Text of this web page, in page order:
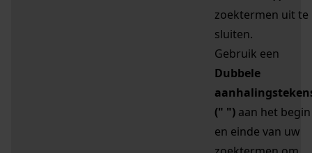
zoektermen uit te
sluiten.
Gebruik een
Dubbele
(" ") aan het begin
en einde van uw